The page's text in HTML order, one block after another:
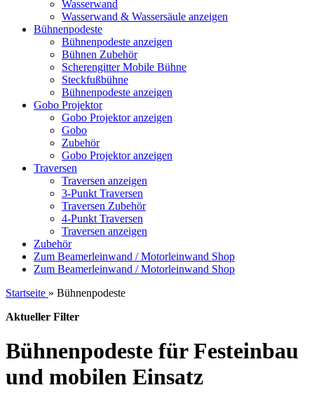
Wasserwand
Wasserwand & Wassersäule anzeigen
Bühnenpodeste
Bühnenpodeste anzeigen
Bühnen Zubehör
Scherengitter Mobile Bühne
Steckfußbühne
Bühnenpodeste anzeigen
Gobo Projektor
Gobo Projektor anzeigen
Gobo
Zubehör
Gobo Projektor anzeigen
Traversen
Traversen anzeigen
3-Punkt Traversen
Traversen Zubehör
4-Punkt Traversen
Traversen anzeigen
Zubehör
Zum Beamerleinwand / Motorleinwand Shop
Zum Beamerleinwand / Motorleinwand Shop
Startseite » Bühnenpodeste
Aktueller Filter
Bühnenpodeste für Festeinbau
und mobilen Einsatz